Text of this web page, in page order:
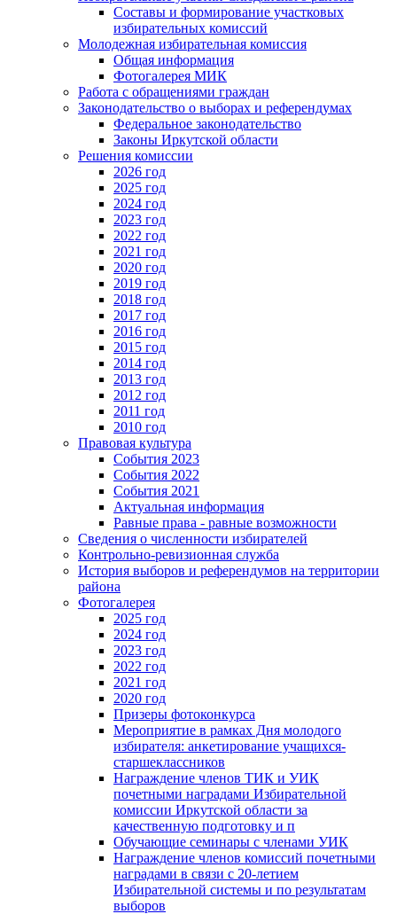
Составы и формирование участковых
избирательных комиссий
Молодежная избирательная комиссия
Общая информация
Фотогалерея МИК
Работа с обращениями граждан
Законодательство о выборах и референдумах
Федеральное законодательство
Законы Иркутской области
Решения комиссии
2026 год
2025 год
2024 год
2023 год
2022 год
2021 год
2020 год
2019 год
2018 год
2017 год
2016 год
2015 год
2014 год
2013 год
2012 год
2011 год
2010 год
Правовая культура
События 2023
События 2022
События 2021
Актуальная информация
Равные права - равные возможности
Сведения о численности избирателей
Контрольно-ревизионная служба
История выборов и референдумов на территории
района
Фотогалерея
2025 год
2024 год
2023 год
2022 год
2021 год
2020 год
Призеры фотоконкурса
Мероприятие в рамках Дня молодого
избирателя: анкетирование учащихся-
старшеклассников
Награждение членов ТИК и УИК
почетными наградами Избирательной
комиссии Иркутской области за
качественную подготовку и п
Обучающие семинары с членами УИК
Награждение членов комиссий почетными
наградами в связи с 20-летием
Избирательной системы и по результатам
выборов